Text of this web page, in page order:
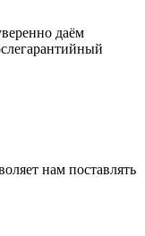
даём
нам поставлять